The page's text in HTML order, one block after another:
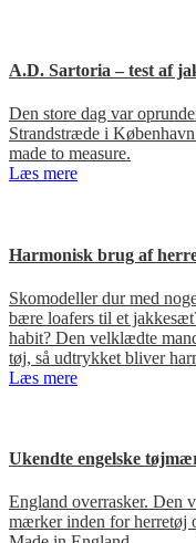
A.D. Sartoria – test af
Den store dag var
Strandstræde i
made to measure.
Læs mere
Harmonisk brug af
Skomodeller dur med
bære loafers til et
habit? Den velklædte
tøj, så udtrykket bliver
Læs mere
Ukendte engelske
England overrasker. Den
mærker inden for herretøj